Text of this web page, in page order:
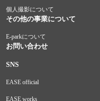
個人撮影について
その他の事業について
E-parkについて
お問い合わせ
SNS
EASE official
EASE works